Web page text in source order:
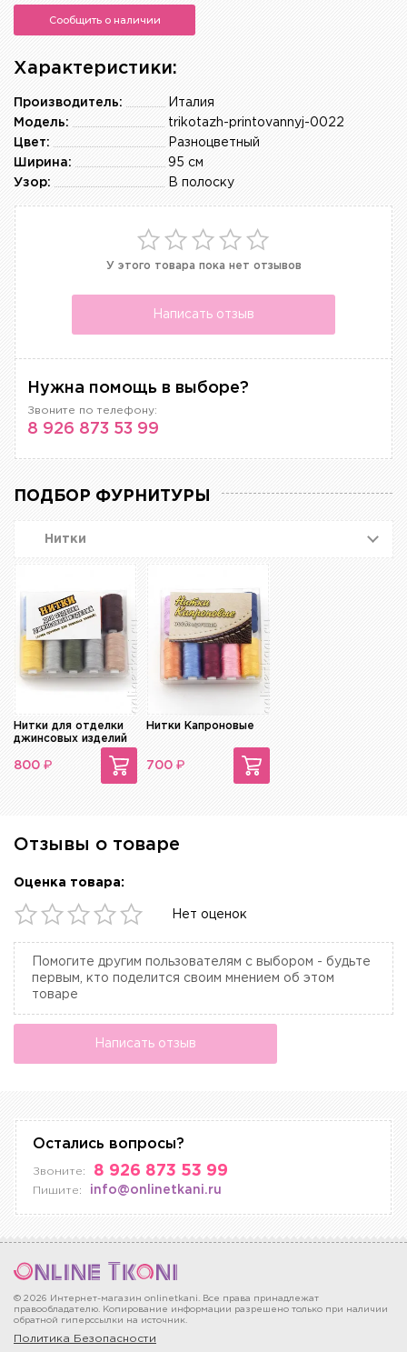
Сообщить о наличии
Характеристики:
Италия
Производитель:
trikotazh-printovannyj-0022
Модель:
Разноцветный
Цвет:
95 см
Ширина:
В полоску
Узор:
У этого товара пока нет отзывов
Написать отзыв
Нужна помощь в выборе?
Звоните по телефону:
8 926 873 53 99
ПОДБОР ФУРНИТУРЫ
Нитки
Нитки для отделки
джинсовых изделий
800 ₽
Нитки Капроновые
700 ₽
Отзывы о товаре
Оценка товара:
Нет оценок
Помогите другим пользователям с выбором - будьте
первым, кто поделится своим мнением об этом
товаре
Написать отзыв
Остались вопросы?
Звоните: 8 926 873 53 99
Пишите: info@onlinetkani.ru
© 2026 Интернет-магазин onlinetkani. Все права принадлежат
правообладателю. Копирование информации разрешено только при наличии
обратной гиперссылки на источник.
Политика Безопасности